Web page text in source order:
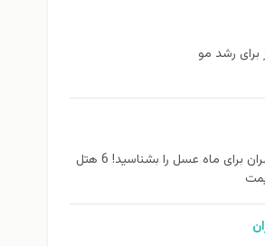
رشد مو
بهترین هتل تهران برای ماه عسل را بشناسید! 6 هتل